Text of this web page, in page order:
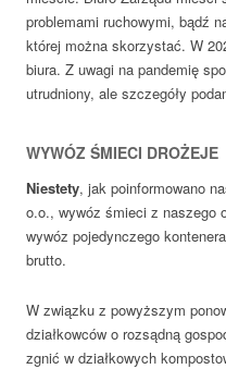
problemami ruchowymi, bądź
której można skorzystać. W
biura. Z uwagi na pandemię
utrudniony, ale szczegóły
WYWÓZ ŚMIECI DROŻEJE
Niestety, jak poinformowano
o.o., wywóz śmieci z naszego
wywóz pojedynczego
brutto.
W związku z powyższym
działkowców o rozsądną
zgnić w działkowych